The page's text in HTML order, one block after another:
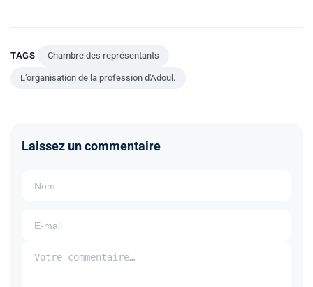
TAGS Chambre des représentants
L’organisation de la profession d'Adoul.
Laissez un commentaire